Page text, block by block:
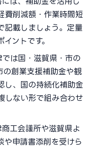
費削減額・作業時間短
記載しましょう。定量
ントです。
では国・滋賀県・市の
の創業支援補助金や観
し、国の持続化補助金
しない形で組み合わせ
商工会議所や滋賀県よ
や申請書添削を受けら